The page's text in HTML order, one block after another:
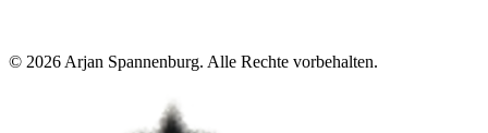
© 2026 Arjan Spannenburg. Alle Rechte vorbehalten.